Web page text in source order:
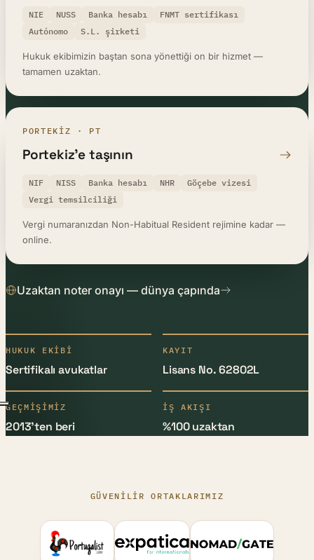
NIE NUSS Banka hesabı
FNMT sertifikası
Autónomo
S.L. şirketi
Hukuk ekibimizin baştan sona yönettiği on bir hizmet —
tamamen uzaktan.
PORTEKIZ · PT
Portekiz’e taşının
NIF NISS Banka hesabı NHR
Göçebe vizesi
Vergi temsilciliği
Vergi numaranızdan Non-Habitual Resident rejimine kadar —
online.
Uzaktan noter onayı — dünya çapında
HUKUK EKIBI
Sertifikalı avukatlar
KAYIT
Lisans No. 62802L
GEÇMIŞIMIZ
2013’ten beri
İŞ AKIŞI
%100 uzaktan
GÜVENILIR ORTAKLARIMIZ